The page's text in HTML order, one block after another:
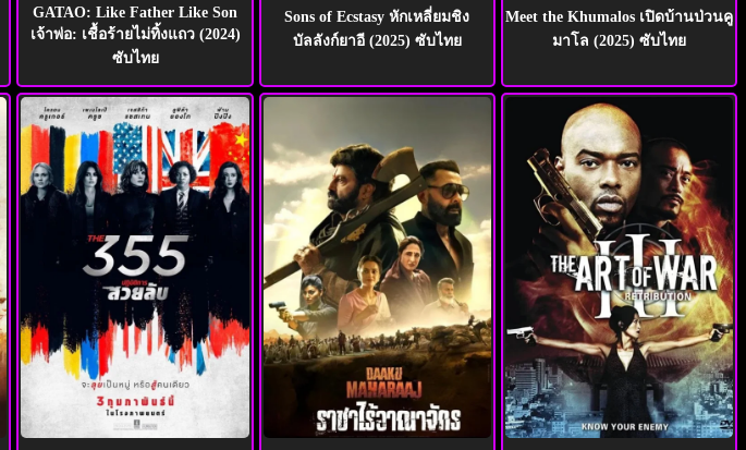
GATAO: Like Father Like Son
เจ้าพ่อ: เชื้อร้ายไม่ทิ้งแถว (2024)
ซับไทย
Sons of Ecstasy หักเหลี่ยมชิง
บัลลังก์ยาอี (2025) ซับไทย
Meet the Khumalos เปิดบ้านป่วนคู
มาโล (2025) ซับไทย